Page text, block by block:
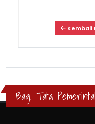
Kembali
Bag. Tata